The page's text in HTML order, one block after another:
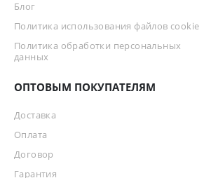
Блог
Политика использования файлов cookie
Политика обработки персональных
данных
ОПТОВЫМ ПОКУПАТЕЛЯМ
Доставка
Оплата
Договор
Гарантия